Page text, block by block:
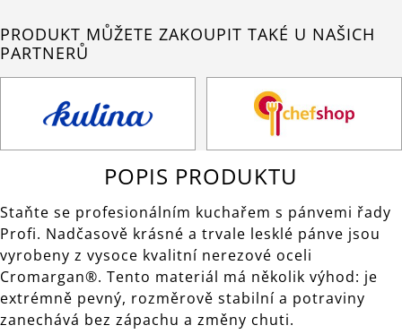
PRODUKT MŮŽETE ZAKOUPIT TAKÉ U NAŠICH
PARTNERŮ
POPIS PRODUKTU
Staňte se profesionálním kuchařem s pánvemi řady
Profi. Nadčasově krásné a trvale lesklé pánve jsou
vyrobeny z vysoce kvalitní nerezové oceli
Cromargan®. Tento materiál má několik výhod: je
extrémně pevný, rozměrově stabilní a potraviny
zanechává bez zápachu a změny chuti.